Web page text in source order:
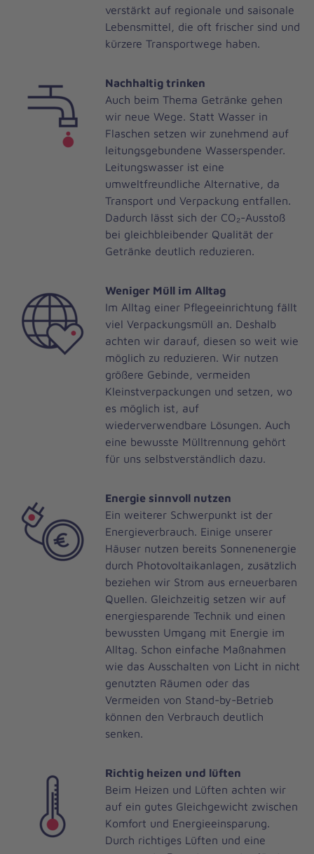
verstärkt auf regionale und saisonale
Lebensmittel, die oft frischer sind und
kürzere Transportwege haben.
Nachhaltig trinken
Auch beim Thema Getränke gehen
wir neue Wege. Statt Wasser in
Flaschen setzen wir zunehmend auf
leitungsgebundene Wasserspender.
Leitungswasser ist eine
umweltfreundliche Alternative, da
Transport und Verpackung entfallen.
Dadurch lässt sich der CO₂-Ausstoß
bei gleichbleibender Qualität der
Getränke deutlich reduzieren.
Weniger Müll im Alltag
Im Alltag einer Pflegeeinrichtung fällt
viel Verpackungsmüll an. Deshalb
achten wir darauf, diesen so weit wie
möglich zu reduzieren. Wir nutzen
größere Gebinde, vermeiden
Kleinstverpackungen und setzen, wo
es möglich ist, auf
wiederverwendbare Lösungen. Auch
eine bewusste Mülltrennung gehört
für uns selbstverständlich dazu.
Energie sinnvoll nutzen
Ein weiterer Schwerpunkt ist der
Energieverbrauch. Einige unserer
Häuser nutzen bereits Sonnenenergie
durch Photovoltaikanlagen, zusätzlich
beziehen wir Strom aus erneuerbaren
Quellen. Gleichzeitig setzen wir auf
energiesparende Technik und einen
bewussten Umgang mit Energie im
Alltag. Schon einfache Maßnahmen
wie das Ausschalten von Licht in nicht
genutzten Räumen oder das
Vermeiden von Stand-by-Betrieb
können den Verbrauch deutlich
senken.
Richtig heizen und lüften
Beim Heizen und Lüften achten wir
auf ein gutes Gleichgewicht zwischen
Komfort und Energieeinsparung.
Durch richtiges Lüften und eine